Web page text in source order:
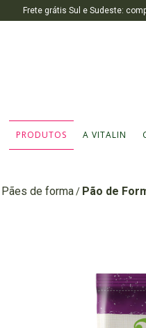
Frete grátis Sul e Sudeste:
PRODUTOS A VITALIN
Pães de forma/ Pão de